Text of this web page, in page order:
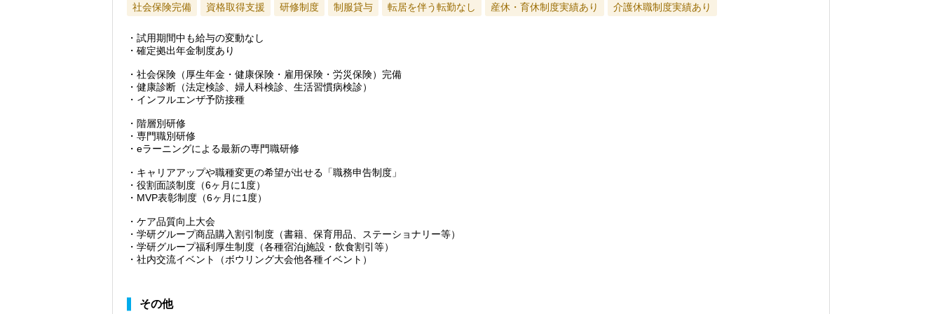
社会保険完備 資格取得支援 研修制度 制服貸与 転居を伴う転勤なし 産休・育休制度実績あり 介護休職制度実績あり
・試用期間中も給与の変動なし
・確定拠出年金制度あり
・社会保険（厚生年金・健康保険・雇用保険・労災保険）完備
・健康診断（法定検診、婦人科検診、生活習慣病検診）
・インフルエンザ予防接種
・階層別研修
・専門職別研修
・eラーニングによる最新の専門職研修
・キャリアアップや職種変更の希望が出せる「職務申告制度」
・役割面談制度（6ヶ月に1度）
・MVP表彰制度（6ヶ月に1度）
・ケア品質向上大会
・学研グループ商品購入割引制度（書籍、保育用品、ステーショナリー等）
・学研グループ福利厚生制度（各種宿泊j施設・飲食割引等）
・社内交流イベント（ボウリング大会他各種イベント）
その他